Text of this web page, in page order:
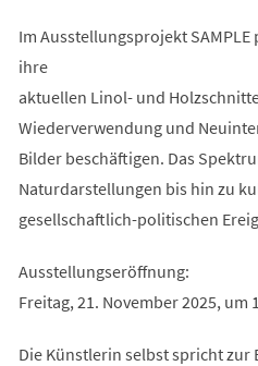
Im Ausstellungsprojekt
ihre
aktuellen Linol- und
Wiederverwendung und
Bilder beschäftigen. Das
Naturdarstellungen bis hin zu
gesellschaftlich-politischen
Ausstellungseröffnung:
Freitag, 21. November 2025, um
Die Künstlerin selbst spricht